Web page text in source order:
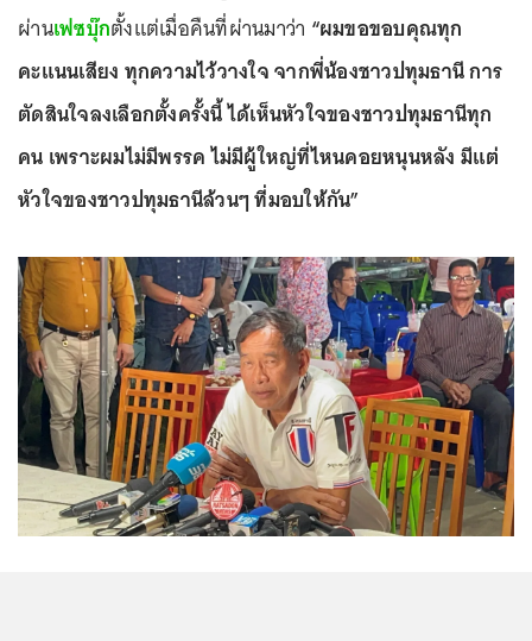
ผ่านเฟซบุ๊กตั้งแต่เมื่อคืนที่ผ่านมาว่า “ผมขอขอบคุณทุก
คะแนนเสียง ทุกความไว้วางใจ จากพี่น้องชาวปทุมธานี การ
ตัดสินใจลงเลือกตั้งครั้งนี้ ได้เห็นหัวใจของชาวปทุมธานีทุก
คน เพราะผมไม่มีพรรค ไม่มีผู้ใหญ่ที่ไหนคอยหนุนหลัง มีแต่
หัวใจของชาวปทุมธานีล้วนๆ ที่มอบให้กัน”